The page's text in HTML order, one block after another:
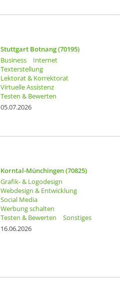
Stuttgart Botnang (70195)
Business
Internet
Texterstellung
Lektorat & Korrektorat
Virtuelle Assistenz
Testen & Bewerten
05.07.2026
Korntal-Münchingen (70825)
Grafik- & Logodesign
Webdesign & Entwicklung
Social Media
Werbung schalten
Testen & Bewerten
Sonstiges
16.06.2026